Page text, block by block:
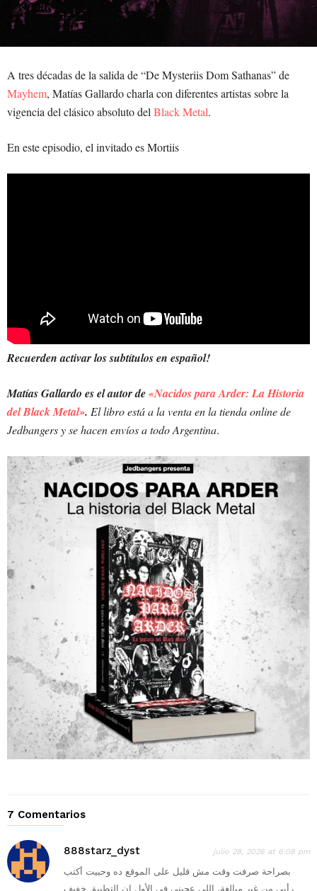
A tres décadas de la salida de “De Mysteriis Dom Sathanas” de
Mayhem, Matías Gallardo charla con diferentes artistas sobre la
vigencia del clásico absoluto delBlack Metal.
En este episodio, el invitado es Mortiis
Recuerden activar los subtítulos en español!
Matías Gallardo es el autor de«Nacidos para Arder: La Historia
del Black Metal». El libro está a la venta en la tienda online de
Jedbangers y se hacen envíos a todo Argentina.
7 Comentarios
888starz_dyst julio 28, 2026 at 6:08 pm
بصراحة صرفت وقت مش قليل على الموقع ده وحبيت أكتب
رأيي من غير مبالغة. اللي عجبني في الأول إن التطبيق خفيف